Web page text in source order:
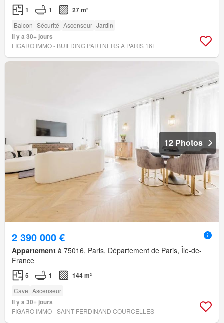
1 1 27 m²
Balcon Sécurité Ascenseur Jardin
Il y a 30+ jours
FIGARO IMMO - BUILDING PARTNERS À PARIS 16E
12 Photos
2 390 000 €
Appartement à 75016, Paris, Département de Paris, Île-de-
France
5 1 144 m²
Cave Ascenseur
Il y a 30+ jours
FIGARO IMMO - SAINT FERDINAND COURCELLES